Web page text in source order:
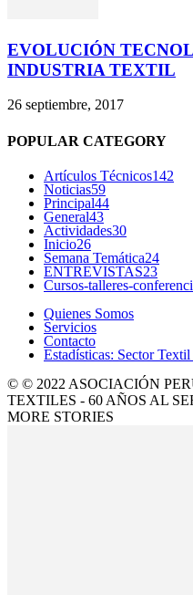
EVOLUCIÓN
INDUSTRIA TEXTIL
26 septiembre, 2017
POPULAR CATEGORY
Artículos Técnicos142
Noticias59
Principal44
General43
Actividades30
Inicio26
Semana Temática24
ENTREVISTAS23
Cursos-talleres-
Quienes Somos
Servicios
Contacto
Estadísticas: Sector
© © 2022 ASOCIACIÓN
TEXTILES - 60 AÑOS AL
MORE STORIES